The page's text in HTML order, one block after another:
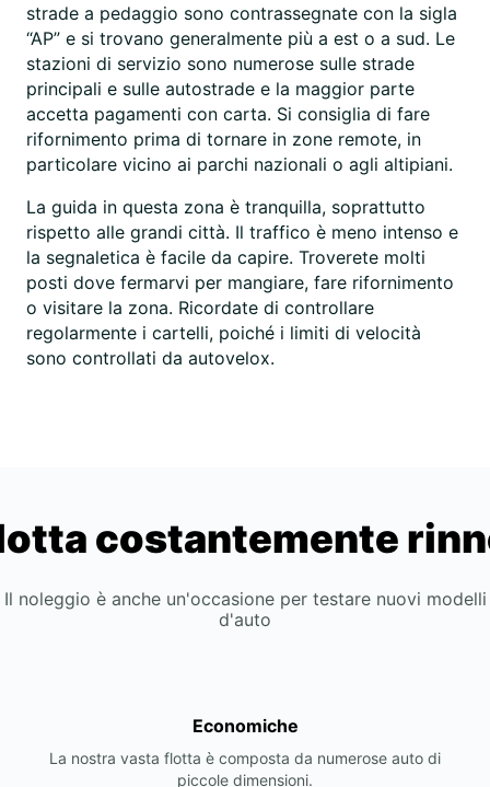
strade a pedaggio sono contrassegnate con la sigla
“AP” e si trovano generalmente più a est o a sud. Le
stazioni di servizio sono numerose sulle strade
principali e sulle autostrade e la maggior parte
accetta pagamenti con carta. Si consiglia di fare
rifornimento prima di tornare in zone remote, in
particolare vicino ai parchi nazionali o agli altipiani.
La guida in questa zona è tranquilla, soprattutto
rispetto alle grandi città. Il traffico è meno intenso e
la segnaletica è facile da capire. Troverete molti
posti dove fermarvi per mangiare, fare rifornimento
o visitare la zona. Ricordate di controllare
regolarmente i cartelli, poiché i limiti di velocità
sono controllati da autovelox.
costantemente
Il noleggio è anche un'occasione per testare nuovi modelli
d'auto
Economiche
La nostra vasta flotta è composta da numerose auto di
piccole dimensioni.